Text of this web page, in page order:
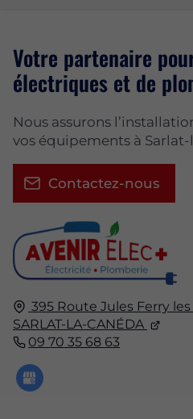
395 Route Jules Ferry
SARLAT-LA-CANÉDA
09 70 35 68 63
Votre partenaire
électriques et de
Nous assurons
vos équipements à Sarlat-
Contactez-nous